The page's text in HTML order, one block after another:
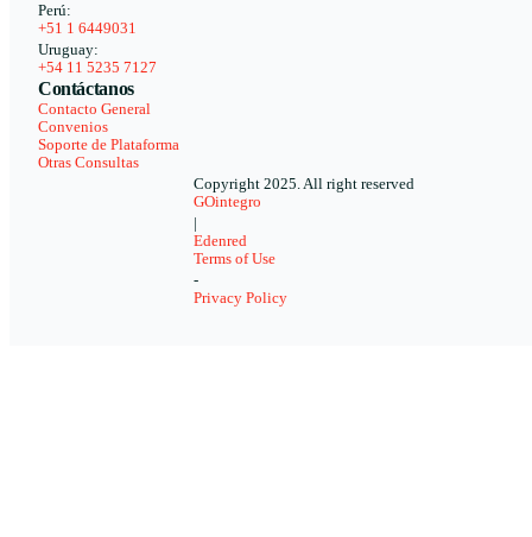
Perú:
+51 1 6449031
Uruguay:
+54 11 5235 7127
Contáctanos
Contacto General
Convenios
Soporte de Plataforma
Otras Consultas
Copyright 2025. All right reserved
GOintegro
|
Edenred
Terms of Use
-
Privacy Policy